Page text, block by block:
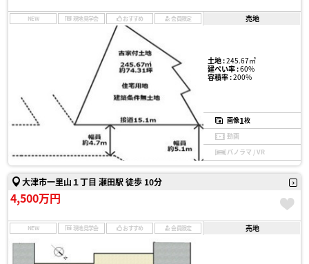
NEW 現地見学会 おすすめ 会員限定 売地
土地 :245.67㎡
建ぺい率 :60%
容積率 :200%
画像1枚
動画
パノラマ / VR
大津市一里山１丁目 瀬田駅 徒歩 10分
4,500万円
NEW 現地見学会 おすすめ 会員限定 売地